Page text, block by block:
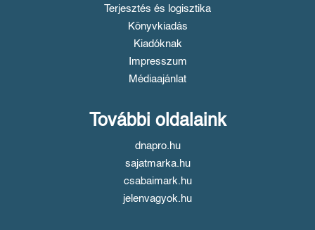
Terjesztés és logisztika
Könyvkiadás
Kiadóknak
Impresszum
Médiaajánlat
További oldalaink
dnapro.hu
sajatmarka.hu
csabaimark.hu
jelenvagyok.hu